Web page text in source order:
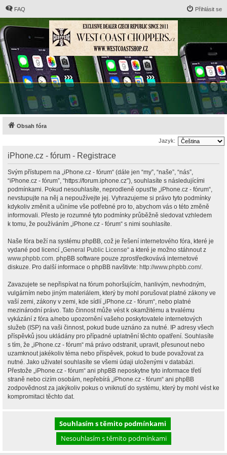
FAQ Přihlásit se
Obsah fóra
Jazyk:
iPhone.cz - fórum - Registrace
Svým přístupem na „iPhone.cz - fórum“ (dále jen “my”, “naše”, “nás”,
“iPhone.cz - fórum”, “https://forum.iphone.cz”), souhlasíte s následujícími
podmínkami. Pokud nesouhlasíte, neprodleně opusťte „iPhone.cz - fórum“,
nevstupujte na něj a nepoužívejte jej. Vyhrazujeme si právo tyto podmínky
kdykoliv změnit a učiníme vše potřebné pro to, abychom vás o této změně
informovali. Přesto je rozumné tyto podmínky průběžně sledovat vzhledem
k tomu, že používáním „iPhone.cz - fórum“ s nimi souhlasíte.
Naše fóra beží na systému phpBB, což je řešení internetového fóra, které je
vydané pod licencí „General Public License“ a které je možno stáhnout z
www.phpbb.com. phpBB software pouze zprostředkovává internetové
diskuze. Pro další informace o phpBB navštivte: http://www.phpbb.com/.
Zavazujete se nepřispívat na fórum pohoršujícím, hanlivým, nevhodným,
vulgárním nebo jiným materiálem, který by mohl porušovat platné zákony ve
vaší zemi, zákony v zemi, kde sídlí „iPhone.cz - fórum“, nebo platné
mezinárodní právo. Tato činnost může vést k okamžitému a trvalému
vykázání z fóra a/nebo upozornění vašeho poskytovatele internetových
služeb (ISP) na vaši činnost, pokud bude uznáno za nutné. IP adresy všech
příspěvků jsou ukládány pro případné uplatnění těchto opatření. Souhlasíte
s tím, že „iPhone.cz - fórum“ má právo odstranit, upravit, přesunout nebo
uzamknout jakékoliv téma nebo příspěvek, pokud to bude považovat za
nutné. Jako uživatel souhlasíte se všemi údaji uloženými v databázi.
Přestože „iPhone.cz - fórum“ ani phpBB neposkytne tyto informace třetí
straně nebo cizím osobám, nepřebírá „iPhone.cz - fórum“ ani phpBB
zodpovědnost za jakýkoliv pokus o vniknutí do systému, který by mohl vést ke
kompromitaci těchto dat.